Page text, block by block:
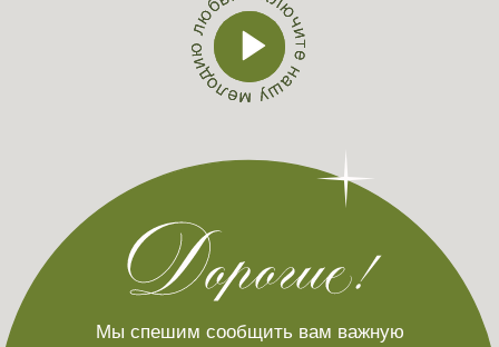
В этот особенный день мы хотим
оказаться в окружении самых любимых.
вас разделить с нами этот праздник!